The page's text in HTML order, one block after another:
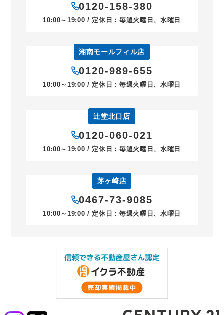
0120-158-380
10:00～19:00 / 定休日：毎週火曜日、水曜日
湘南モールフィル店
0120-989-655
10:00～19:00 / 定休日：毎週火曜日、水曜日
辻堂北口店
0120-060-021
10:00～19:00 / 定休日：毎週火曜日、水曜日
茅ヶ崎店
0467-73-9085
10:00～19:00 / 定休日：毎週火曜日、水曜日